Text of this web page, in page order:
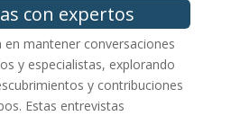
con expertos
en mantener conversaciones
y especialistas, explorando
y contribuciones
Estas entrevistas